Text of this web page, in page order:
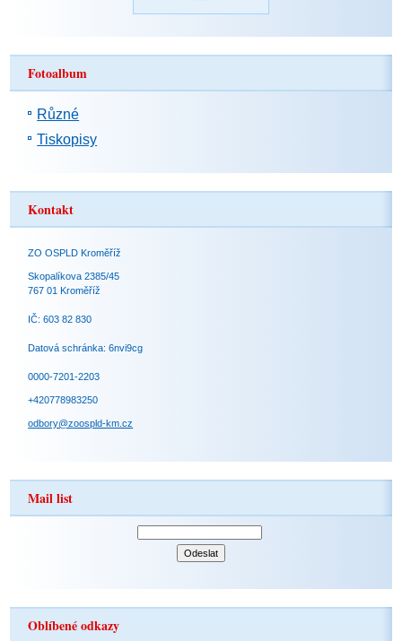
Fotoalbum
Různé
Tiskopisy
Kontakt
ZO OSPLD Kroměříž
Skopalíkova 2385/45
767 01 Kroměříž
IČ: 603 82 830
Datová schránka: 6nvi9cg
0000-7201-2203
+420778983250
odbory@zoospld-km.cz
Mail list
Oblíbené odkazy